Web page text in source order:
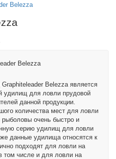
Belezza
Belezza
Belezza является
удилищ для ловли прудовой
данной продукции.
количества мест для ловли
очень быстро и
серию удилищ для ловли
данные удилища относятся к
подходят для ловли на
том числе и для ловли на